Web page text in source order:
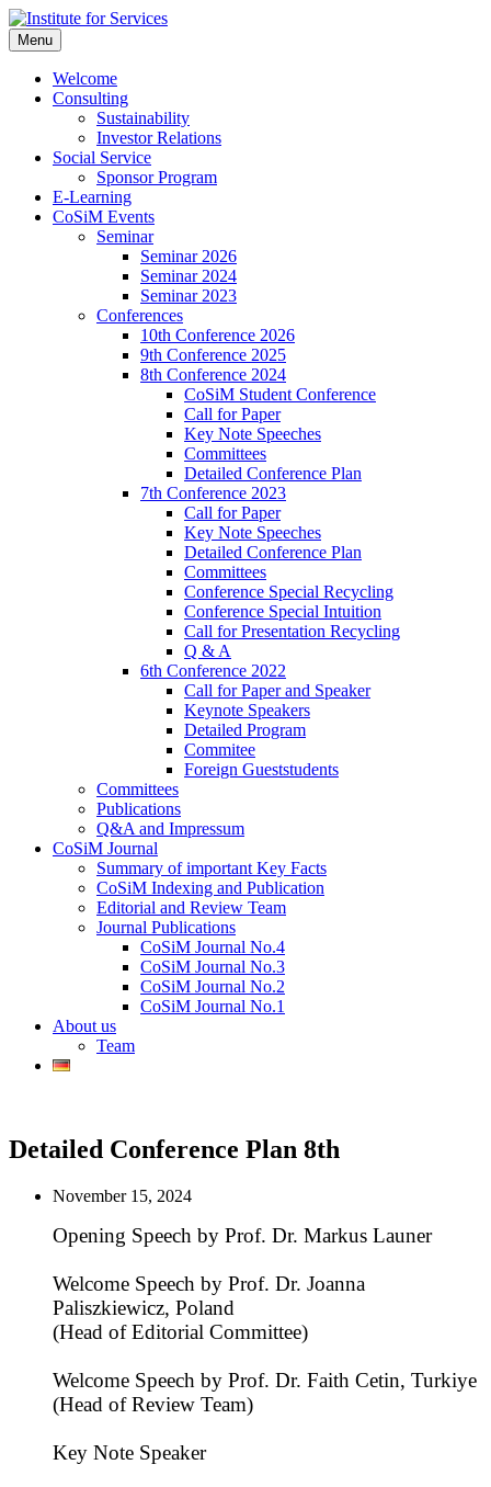
Skip
to
content
Institute for Services
Prof. Dr. Markus Launer und sein Team unterstützt Wirtschafts-,
gemeinnützige, Praxis- und Forschungsprojekte in den Bereichen
Kommunikations- und Unternehmensberatung, gemeinnützigen
Tätigkeiten und bietet eine E-Learning-Plattform für die
Weiterbildung.
Menu
Welcome
Consulting
Sustainability
Investor Relations
Social Service
Sponsor Program
E-Learning
CoSiM Events
Seminar
Seminar 2026
Seminar 2024
Seminar 2023
Conferences
10th Conference 2026
9th Conference 2025
8th Conference 2024
CoSiM Student Conference
Call for Paper
Key Note Speeches
Committees
Detailed Conference Plan
7th Conference 2023
Call for Paper
Key Note Speeches
Detailed Conference Plan
Committees
Conference Special Recycling
Conference Special Intuition
Call for Presentation Recycling
Q & A
6th Conference 2022
Call for Paper and Speaker
Keynote Speakers
Detailed Program
Commitee
Foreign Gueststudents
Committees
Publications
Q&A and Impressum
CoSiM Journal
Summary of important Key Facts
CoSiM Indexing and Publication
Editorial and Review Team
Journal Publications
CoSiM Journal No.4
CoSiM Journal No.3
CoSiM Journal No.2
CoSiM Journal No.1
About us
Team
Detailed Conference Plan 8th
November 15, 2024
Opening Speech by Prof. Dr. Markus Launer
Welcome Speech by Prof. Dr. Joanna
Paliszkiewicz, Poland
(Head of Editorial Committee)
Welcome Speech by Prof. Dr. Faith Cetin, Turkiye
(Head of Review Team)
Key Note Speaker